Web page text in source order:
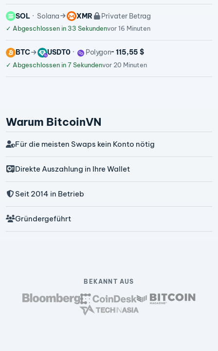
SOL Solana XMR Privater Betrag
✓ Abgeschlossen in 33 Sekundenvor 16 Minuten
BTC USDT0 Polygon~ 115,55 $
✓ Abgeschlossen in 7 Sekundenvor 20 Minuten
Warum BitcoinVN
Für die meisten Swaps kein Konto nötig
Direkte Auszahlung in Ihre Wallet
Seit 2014 in Betrieb
Gründergeführt
BEKANNT AUS